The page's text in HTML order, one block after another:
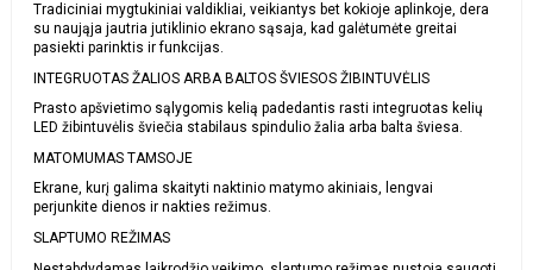
Tradiciniai mygtukiniai valdikliai, veikiantys bet kokioje aplinkoje, dera
su naująja jautria jutiklinio ekrano sąsaja, kad galėtumėte greitai
pasiekti parinktis ir funkcijas.
INTEGRUOTAS ŽALIOS ARBA BALTOS ŠVIESOS ŽIBINTUVĖLIS
Prasto apšvietimo sąlygomis kelią padedantis rasti integruotas kelių
LED žibintuvėlis šviečia stabilaus spindulio žalia arba balta šviesa.
MATOMUMAS TAMSOJE
Ekrane, kurį galima skaityti naktinio matymo akiniais, lengvai
perjunkite dienos ir nakties režimus.
SLAPTUMO REŽIMAS